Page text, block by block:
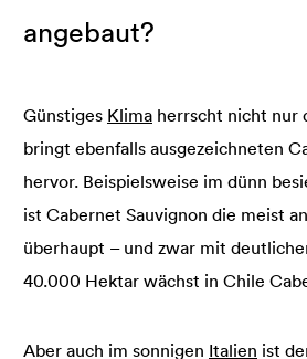
angebaut?
Günstiges Klima herrscht nicht nur
bringt ebenfalls ausgezeichneten
hervor. Beispielsweise im dünn
ist Cabernet Sauvignon die meist
überhaupt – und zwar mit
40.000 Hektar wächst in Chile
Aber auch im sonnigen Italien ist